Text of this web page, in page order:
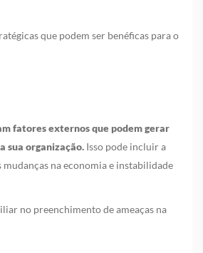
que podem ser benéficas para o
fatores externos que podem gerar
sua organização. Isso pode incluir a
na economia e instabilidade
no preenchimento de ameaças na